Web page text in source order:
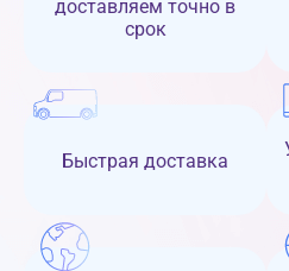
доставляем точно в
срок
Быстрая доставка